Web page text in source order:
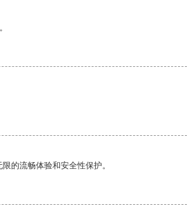
的流畅体验和安全性保护。